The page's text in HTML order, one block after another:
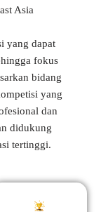
Asia
yang dapat
fokus
bidang
yang
dan
didukung
tertinggi.